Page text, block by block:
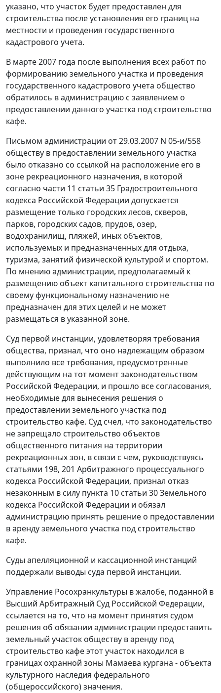
указано, что участок будет предоставлен для
строительства после установления его границ на
местности и проведения государственного
кадастрового учета.
В марте 2007 года после выполнения всех работ по
формированию земельного участка и проведения
государственного кадастрового учета общество
обратилось в администрацию с заявлением о
предоставлении данного участка под строительство
кафе.
Письмом администрации от 29.03.2007 N 05-и/558
обществу в предоставлении земельного участка
было отказано со ссылкой на расположение его в
зоне рекреационного назначения, в которой
согласно части 11 статьи 35 Градостроительного
кодекса Российской Федерации допускается
размещение только городских лесов, скверов,
парков, городских садов, прудов, озер,
водохранилищ, пляжей, иных объектов,
используемых и предназначенных для отдыха,
туризма, занятий физической культурой и спортом.
По мнению администрации, предполагаемый к
размещению объект капитального строительства по
своему функциональному назначению не
предназначен для этих целей и не может
размещаться в указанной зоне.
Суд первой инстанции, удовлетворяя требования
общества, признал, что оно надлежащим образом
выполнило все требования, предусмотренные
действующим на тот момент законодательством
Российской Федерации, и прошло все согласования,
необходимые для вынесения решения о
предоставлении земельного участка под
строительство кафе. Суд счел, что законодательство
не запрещало строительство объектов
общественного питания на территории
рекреационных зон, в связи с чем, руководствуясь
статьями 198, 201 Арбитражного процессуального
кодекса Российской Федерации, признал отказ
незаконным в силу пункта 10 статьи 30 Земельного
кодекса Российской Федерации и обязал
администрацию принять решение о предоставлении
в аренду земельного участка под строительство
кафе.
Суды апелляционной и кассационной инстанций
поддержали выводы суда первой инстанции.
Управление Росохранкультуры в жалобе, поданной в
Высший Арбитражный Суд Российской Федерации,
ссылается на то, что на момент принятия судом
решения об обязании администрации предоставить
земельный участок обществу в аренду под
строительство кафе этот участок находился в
границах охранной зоны Мамаева кургана - объекта
культурного наследия федерального
(общероссийского) значения.